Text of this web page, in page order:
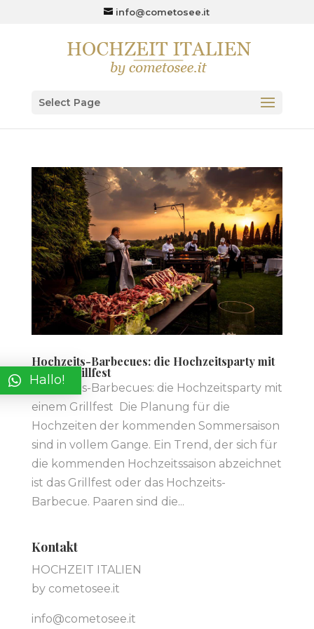
info@cometosee.it
Select Page
Hochzeits-Barbecues: die Hochzeitsparty mit
einem Grillfest
Hochzeits-Barbecues: die Hochzeitsparty mit
einem Grillfest Die Planung für die
Hochzeiten der kommenden Sommersaison
sind in vollem Gange. Ein Trend, der sich für
die kommenden Hochzeitssaison abzeichnet
ist das Grillfest oder das Hochzeits-
Barbecue. Paaren sind die...
Kontakt
HOCHZEIT ITALIEN
by cometosee.it
info@cometosee.it
Hallo!